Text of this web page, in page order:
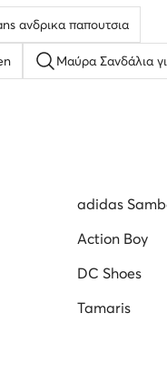
ανδρικα παπουτσια
Μαύρα Σανδάλια
adidas
Action Boy
DC Shoes
Tamaris